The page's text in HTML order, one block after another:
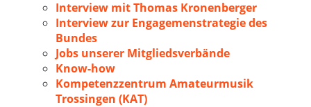
Interview mit Thomas Kronenberger
Interview zur Engagemenstrategie des
Bundes
Jobs unserer Mitgliedsverbände
Know-how
Kompetenzzentrum Amateurmusik
Trossingen (KAT)